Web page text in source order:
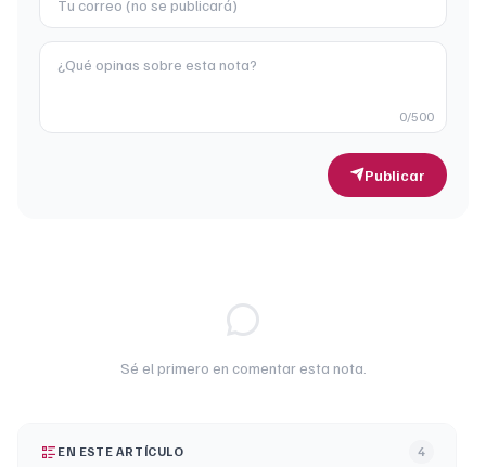
0/500
Publicar
Sé el primero en comentar esta nota.
EN ESTE ARTÍCULO 4